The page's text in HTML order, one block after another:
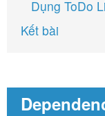
Dụng ToDo
Kết bài